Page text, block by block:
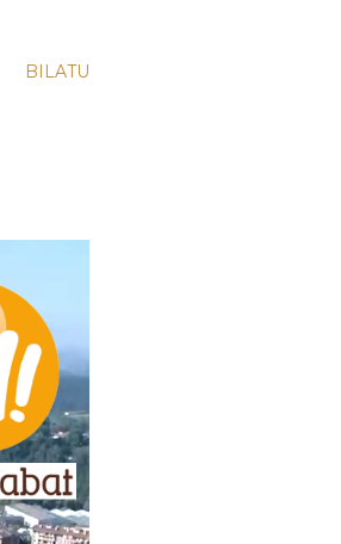
BILATU